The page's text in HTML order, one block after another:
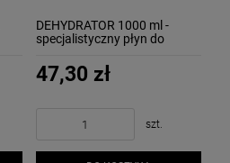
DEHYDRATOR 1000 ml -
specjalistyczny płyn do
MOLLON
47,30 zł
szt.